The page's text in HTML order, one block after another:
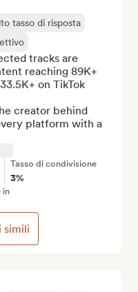
tasso di risposta
tracks are
reaching 89K+
on TikTok
creator behind
platform with a
Tasso di condivisione
3%
in
simili